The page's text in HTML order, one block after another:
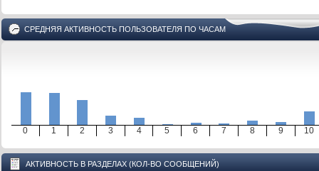
СРЕДНЯЯ АКТИВНОСТЬ ПОЛЬЗОВАТЕЛЯ ПО ЧАСАМ
0 1 2 3 4 5 6 7 8 9 10
АКТИВНОСТЬ В РАЗДЕЛАХ (КОЛ-ВО СООБЩЕНИЙ)